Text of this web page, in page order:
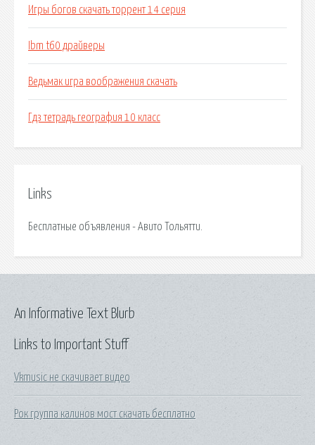
Игры богов скачать торрент 14 серия
Ibm t60 драйверы
Ведьмак игра воображения скачать
Гдз тетрадь география 10 класс
Links
Бесплатные объявления - Авито Тольятти.
Links to Important Stuff
Vkmusic не скачивает видео
Рок группа калинов мост скачать бесплатно
An Informative Text Blurb